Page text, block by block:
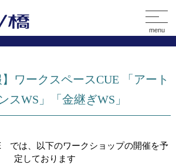
menu
】ワークスペースCUE 「アート
スWS」「金継ぎWS」
では、以下のワークショップの開催を予
定しております